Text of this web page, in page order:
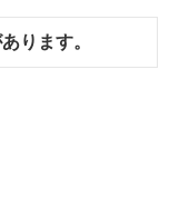
ります。